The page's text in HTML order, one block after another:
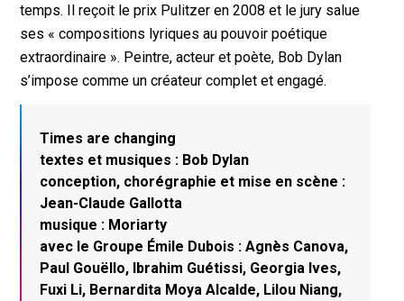
temps. Il reçoit le prix Pulitzer en 2008 et le jury salue
ses « compositions lyriques au pouvoir poétique
extraordinaire ». Peintre, acteur et poète, Bob Dylan
s’impose comme un créateur complet et engagé.
Times are changing
textes et musiques : Bob Dylan
conception, chorégraphie et mise en scène :
Jean-Claude Gallotta
musique : Moriarty
avec le Groupe Émile Dubois : Agnès Canova,
Paul Gouëllo, Ibrahim Guétissi, Georgia Ives,
Fuxi Li, Bernardita Moya Alcalde, Lilou Niang,